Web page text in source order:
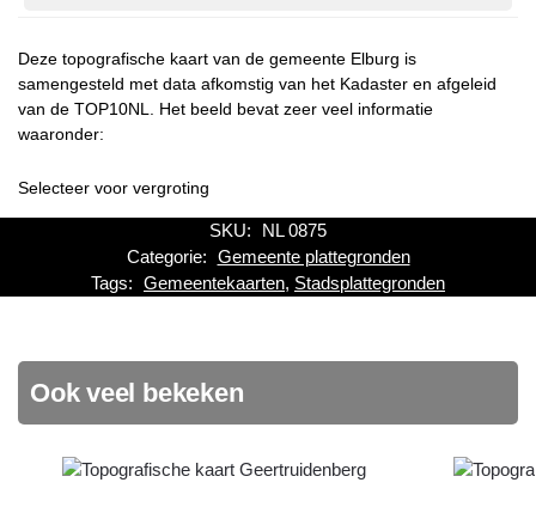
Deze topografische kaart van de gemeente Elburg is
samengesteld met data afkomstig van het Kadaster en afgeleid
van de TOP10NL. Het beeld bevat zeer veel informatie
waaronder:
Selecteer voor vergroting
SKU:
NL 0875
Categorie: Gemeente plattegronden
Tags: Gemeentekaarten, Stadsplattegronden
Ook veel bekeken